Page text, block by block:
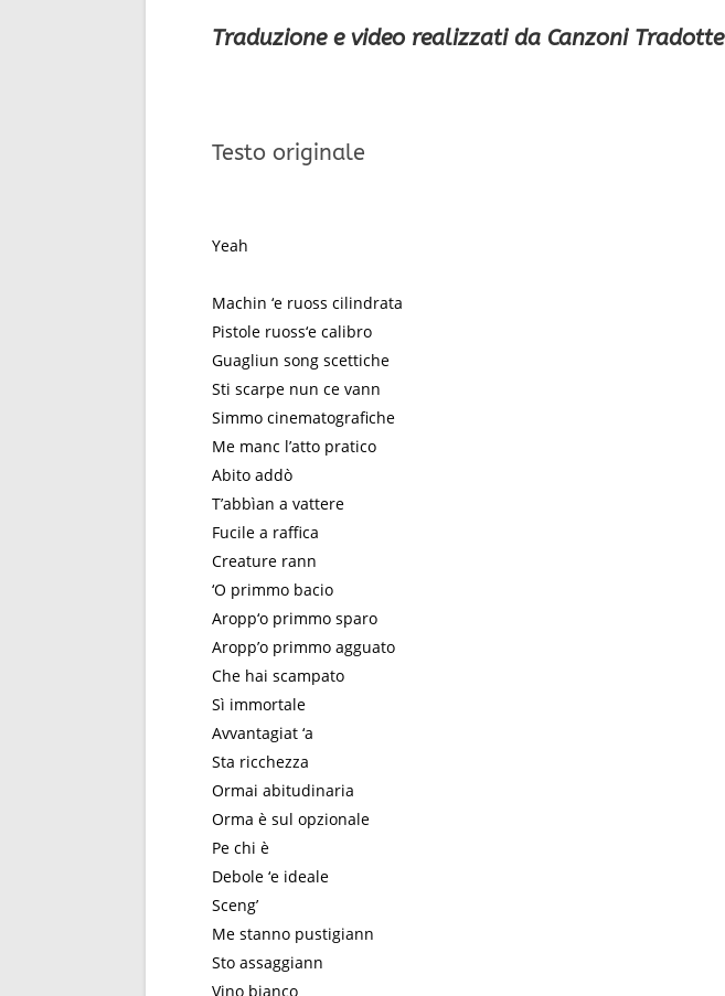
Traduzione e video realizzati da Canzoni Tradotte
Testo originale
Yeah
Machin ‘e ruoss cilindrata
Pistole ruoss‘e calibro
Guagliun song scettiche
Sti scarpe nun ce vann
Simmo cinematografiche
Me manc l’atto pratico
Abito addò
T’abbìan a vattere
Fucile a raffica
Creature rann
‘O primmo bacio
Aropp‘o primmo sparo
Aropp’o primmo agguato
Che hai scampato
Sì immortale
Avvantagiat ‘a
Sta ricchezza
Ormai abitudinaria
Orma è sul opzionale
Pe chi è
Debole ‘e ideale
Sceng’
Me stanno pustigiann
Sto assaggiann
Vino bianco